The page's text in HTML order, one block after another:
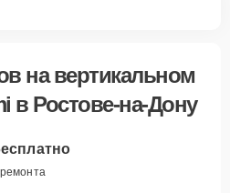
на вертикальном
в Ростове-на-Дону